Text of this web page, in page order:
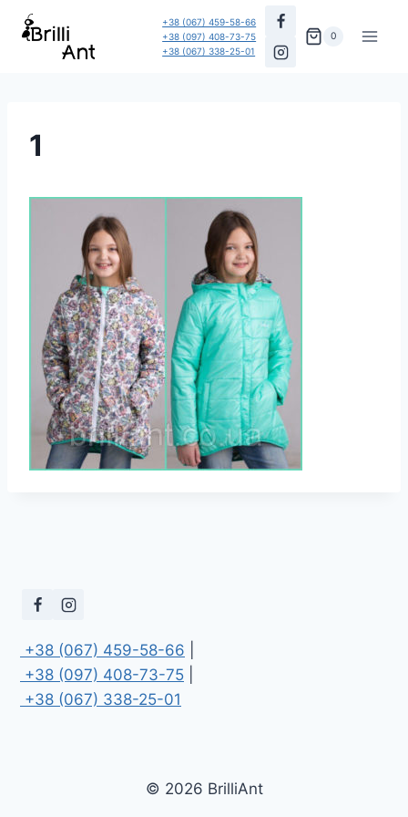
Перейти
+38 (067) 459-58-66
+38 (097) 408-73-75
+38 (067) 338-25-01
0
1
+38 (067) 459-58-66
+38 (097) 408-73-75
+38 (067) 338-25-01
© 2026 BrilliAnt